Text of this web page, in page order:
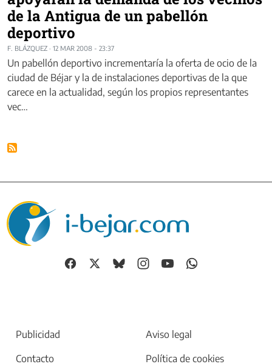
de la Antigua de un pabellón
deportivo
F. BLÁZQUEZ · 12 MAR 2008 - 23:37
Un pabellón deportivo incrementaría la oferta de ocio de la
ciudad de Béjar y la de instalaciones deportivas de la que
carece en la actualidad, según los propios representantes
vec…
Publicidad
Aviso legal
Contacto
Política de cookies